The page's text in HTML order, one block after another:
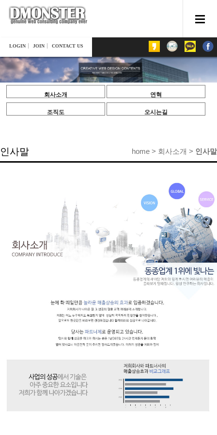
LOGIN JOIN CONTACT US
회사소개 연혁
조직도 오시는길
인사말 home > 회사소개 > 인사말